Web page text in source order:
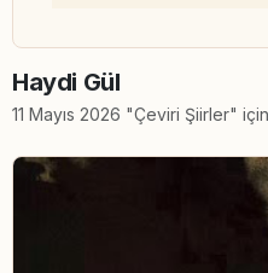
Haydi Gül
11 Mayıs 2026 "Çeviri Şiirler"